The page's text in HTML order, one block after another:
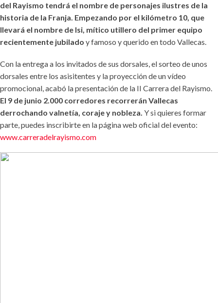
del Rayismo tendrá el nombre de personajes ilustres de la
historia de la Franja. Empezando por el kilómetro 10, que
llevará el nombre de Isi, mítico utillero del primer equipo
recientemente jubilado y famoso y querido en todo Vallecas.
Con la entrega a los invitados de sus dorsales, el sorteo de unos
dorsales entre los asisitentes y la proyección de un vídeo
promocional, acabó la presentación de la II Carrera del Rayismo.
El 9 de junio 2.000 corredores recorrerán Vallecas
derrochando valnetía, coraje y nobleza. Y si quieres formar
parte, puedes inscribirte en la página web oficial del evento:
www.carreradelrayismo.com